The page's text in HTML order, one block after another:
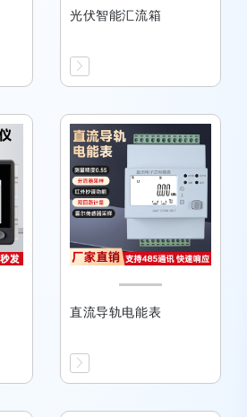
光伏智能汇流箱
直流导轨电能表